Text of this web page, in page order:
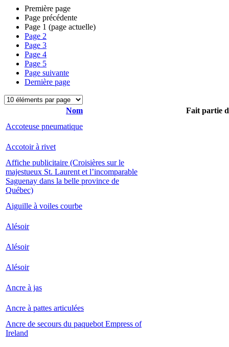
Première page
Page précédente
Page 1 (page actuelle)
Page 2
Page 3
Page 4
Page 5
Page suivante
Dernière page
Nom
Fait partie
Accoteuse pneumatique
Accotoir à rivet
Affiche publicitaire (Croisières sur le
majestueux St. Laurent et l’incomparable
Saguenay dans la belle province de
Québec)
Aiguille à voiles courbe
Alésoir
Alésoir
Alésoir
Ancre à jas
Ancre à pattes articulées
Ancre de secours du paquebot Empress of
Ireland